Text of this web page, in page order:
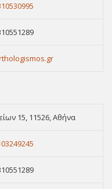
15, 11526, Αθήνα